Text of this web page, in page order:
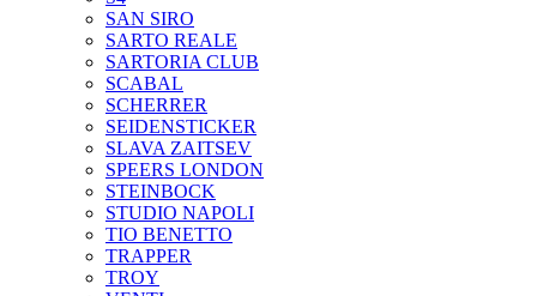
SAN SIRO
SARTO REALE
SARTORIA CLUB
SCABAL
SCHERRER
SEIDENSTICKER
SLAVA ZAITSEV
SPEERS LONDON
STEINBOCK
STUDIO NAPOLI
TIO BENETTO
TRAPPER
TROY